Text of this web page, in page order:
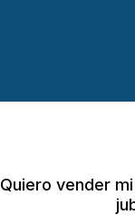
Quiero vender